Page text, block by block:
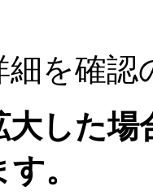
細を確認
大した場
。